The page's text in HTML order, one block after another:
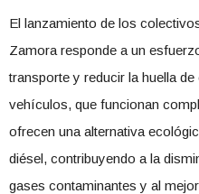
El lanzamiento de los
Zamora responde a un
transporte y reducir la huella
vehículos, que funcionan
ofrecen una alternativa
diésel, contribuyendo a la
gases contaminantes y al